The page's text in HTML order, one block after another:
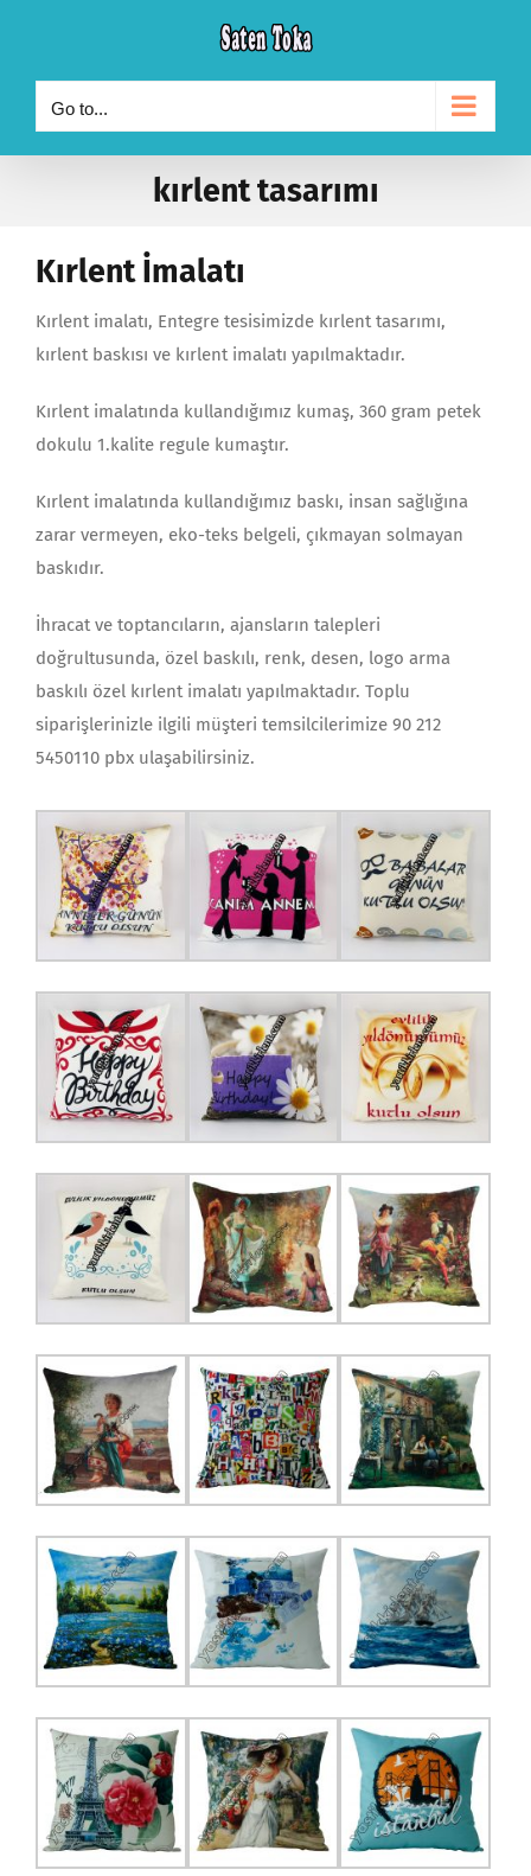
content
Go to...
kırlent tasarımı
Kırlent İmalatı
Kırlent imalatı, Entegre tesisimizde kırlent tasarımı,
kırlent baskısı ve kırlent imalatı yapılmaktadır.
Kırlent imalatında kullandığımız kumaş, 360 gram petek
dokulu 1.kalite regule kumaştır.
Kırlent imalatında kullandığımız baskı, insan sağlığına
zarar vermeyen, eko-teks belgeli, çıkmayan solmayan
baskıdır.
İhracat ve toptancıların, ajansların talepleri
doğrultusunda, özel baskılı, renk, desen, logo arma
baskılı özel kırlent imalatı yapılmaktadır. Toplu
siparişlerinizle ilgili müşteri temsilcilerimize 90 212
5450110 pbx ulaşabilirsiniz.